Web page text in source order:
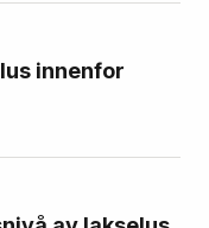
innenfor